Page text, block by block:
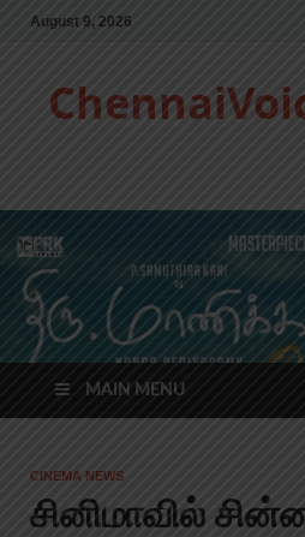
August 9, 2026
MAIN MENU
CINEMA NEWS
சினிமாவில்